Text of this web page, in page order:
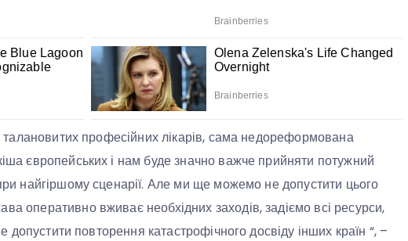
професійних лікарів, сама недореформована
європейських і нам буде значно важче прийняти потужний
найгіршому сценарії. Але ми ще можемо не допустити цього
оперативно вживає необхідних заходів, задіємо всі ресурси,
допустити повторення катастрофічного досвіду інших країн “, –